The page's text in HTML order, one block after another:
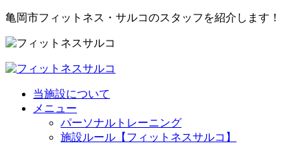
亀岡市フィットネス・サルコのスタッフを紹介します！
当施設について
メニュー
パーソナルトレーニング
施設ルール【フィットネスサルコ】